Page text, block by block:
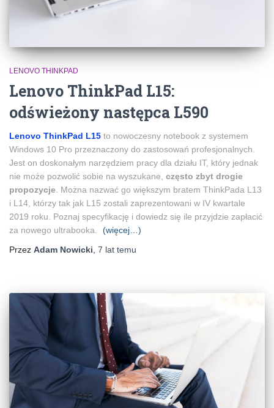
LENOVO THINKPAD
Lenovo ThinkPad L15:
odświeżony następca L590
Lenovo ThinkPad L15 to nowoczesny notebook z systemem
Windows 10 Pro przeznaczony do zastosowań profesjonalnych.
Jest on doskonałym narzędziem pracy dla działu IT, który jednak
nie może pozwolić sobie na wyszukane, często zbyt drogie
propozycje. Można nazwać go większym bratem ThinkPada L13
i L14, którzy tak jak L15 zostali zaprezentowani w IV kwartale
2019 roku. Poznaj specyfikację i dowiedz się ile przyjdzie zapłacić
za nowego ultrabooka.
(więcej…)
Przez Adam Nowicki, 7 lat temu